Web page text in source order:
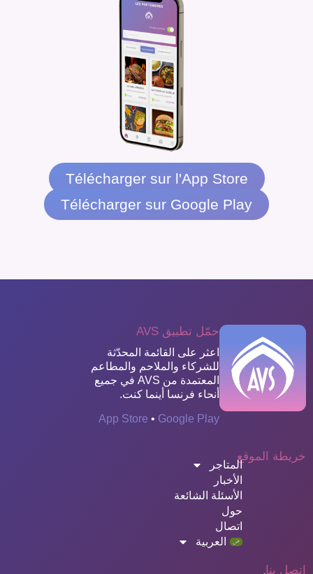
Télécharger sur l'App Store
Télécharger sur Google Play
حمّل تطبيق AVS
اعثر على القائمة المحدّثة
للشركاء والملاحم والمطاعم
المعتمدة من AVS في جميع
أنحاء فرنسا أينما كنت.
App Store • Google Play
خريطة الموقع
المتاجر
الأخبار
الأسئلة الشائعة
حول
اتصال
العربية
اتصل بنا